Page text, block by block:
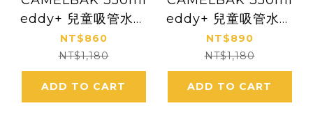
eddy+ 兒童吸管水壺
不鏽鋼 保冷保溫 [昆蟲
世界]
NT$860
NT$1,180
ADD TO CART
eddy+ 兒童吸管水壺
不鏽鋼 保冷保溫
NT$890
NT$1,180
ADD TO CART